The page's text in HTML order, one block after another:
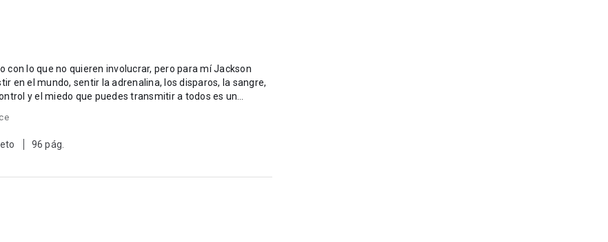
con lo que no quieren involucrar, pero para mí Jackson
en el mundo, sentir la adrenalina, los disparos, la sangre,
y el miedo que puedes transmitir a todos es un
96 pág.